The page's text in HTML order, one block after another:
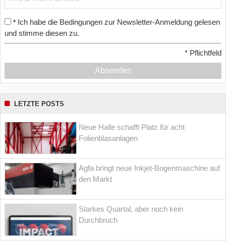
* Ich habe die Bedingungen zur Newsletter-Anmeldung gelesen
und stimme diesen zu.
* Pflichtfeld
Absenden
LETZTE POSTS
Neue Halle schafft Platz für acht
Folienblasanlagen
Agfa bringt neue Inkjet-Bogenmaschine auf
den Markt
Starkes Quartal, aber noch kein
Durchbruch